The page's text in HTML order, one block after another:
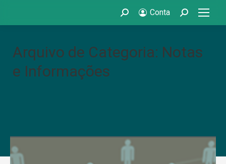
Search: Conta Search:
Arquivo de Categoria: Notas
e Informações